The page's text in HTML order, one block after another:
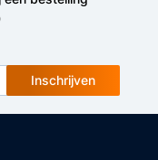
Inschrijven